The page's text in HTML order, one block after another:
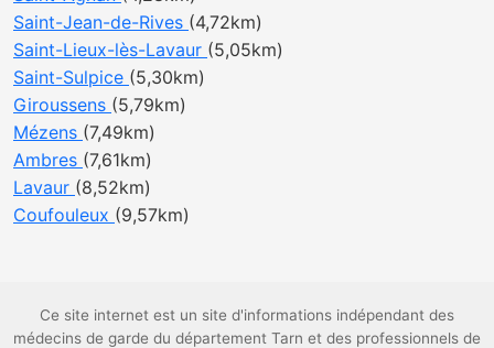
Saint-Jean-de-Rives (4,72km)
Saint-Lieux-lès-Lavaur (5,05km)
Saint-Sulpice (5,30km)
Giroussens (5,79km)
Mézens (7,49km)
Ambres (7,61km)
Lavaur (8,52km)
Coufouleux (9,57km)
Ce site internet est un site d'informations indépendant des
médecins de garde du département Tarn et des professionnels de